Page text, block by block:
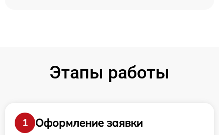
Этапы работы
1
Оформление заявки